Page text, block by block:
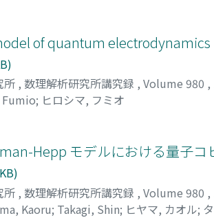
of quantum electrodynamics
所 , 数理解析研究所講究録 , Volume 980 ,
; ヒロシマ, フミオ
Hepp モデルにおける量子
所 , 数理解析研究所講究録 , Volume 980 ,
Kaoru; Takagi, Shin; ヒヤマ, カオル;